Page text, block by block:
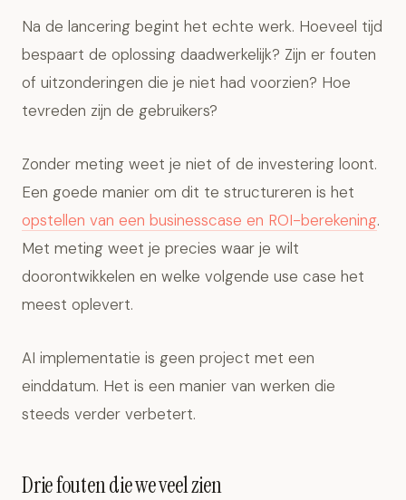
Na de lancering begint het echte werk. Hoeveel tijd
bespaart de oplossing daadwerkelijk? Zijn er fouten
of uitzonderingen die je niet had voorzien? Hoe
tevreden zijn de gebruikers?
Zonder meting weet je niet of de investering loont.
Een goede manier om dit te structureren is het
opstellen van een businesscase en ROI-berekening.
Met meting weet je precies waar je wilt
doorontwikkelen en welke volgende use case het
meest oplevert.
AI implementatie is geen project met een
einddatum. Het is een manier van werken die
steeds verder verbetert.
Drie fouten die we veel zien